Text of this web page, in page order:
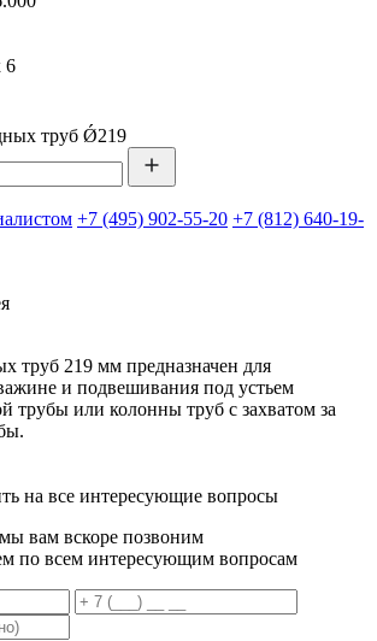
6
+7 (495) 902-55-20 +7 (812) 640-19-
труб 219 мм предназначен для
и подвешивания под устьем
трубы или колонны труб с захватом за
на все интересующие вопросы
вам вскоре позвоним
по всем интересующим вопросам